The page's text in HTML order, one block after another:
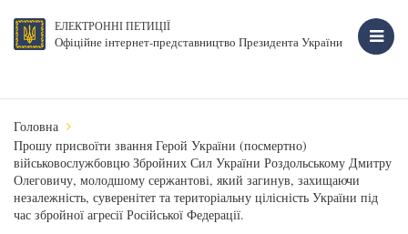
ЕЛЕКТРОННІ ПЕТИЦІЇ
Офіційне інтернет-представництво Президента України
Головна
Прошу присвоїти звання Герой України (посмертно)
військовослужбовцю Збройних Сил України Роздольському Дмитру
Олеговичу, молодшому сержантові, який загинув, захищаючи
незалежність, суверенітет та територіальну цілісність України під
час збройної агресії Російської Федерації.